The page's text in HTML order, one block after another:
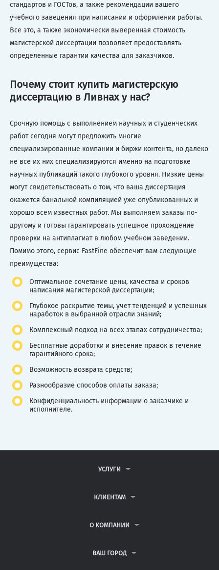
стандартов и ГОСТов, а также рекомендации вашего
учебного заведения при написании и оформлении работы.
Все это, а также экономически выверенная стоимость
магистерской диссертации позволяет предоставлять
определенные гарантии качества для заказчиков.
Почему стоит купить магистерскую
диссертацию в Ливнах у нас?
Срочную помощь с выполнением научных и студенческих
работ сегодня могут предложить многие
специализированные компании и биржи контента, но далеко
не все их них специализируются именно на подготовке
научных публикаций такого глубокого уровня. Низкие цены
могут свидетельствовать о том, что ваша диссертация
окажется банальной компиляцией уже опубликованных и
хорошо всем известных работ. Мы выполняем заказы по-
другому и готовы гарантировать успешное прохождение
проверки на антиплагиат в любом учебном заведении.
Помимо этого, сервис FastFine обеспечит вам следующие
преимущества:
Оптимальное сочетание цены, качества и сроков
написания магистерской диссертации;
Глубокое раскрытие темы, учет тенденций и успешных
наработок в выбранной отрасли знаний;
Комплексный подход на всех этапах сотрудничества;
Бесплатные доработки и внесение правок в течение
гарантийного срока;
Возможность возврата средств;
Разнообразие способов оплаты заказа;
Конфиденциальность информации о заказчике и
исполнителе.
УСЛУГИ
ДИПЛОМНЫЕ РАБОТЫ
РЕФЕРАТЫ
КЛИЕНТАМ
ВОПРОСЫ И ОТВЕТЫ
ПОЛИТИКА КОНФИДЕНЦИАЛЬНОСТИ
О КОМПАНИИ
КОНТАКТЫ
ВАШ ГОРОД